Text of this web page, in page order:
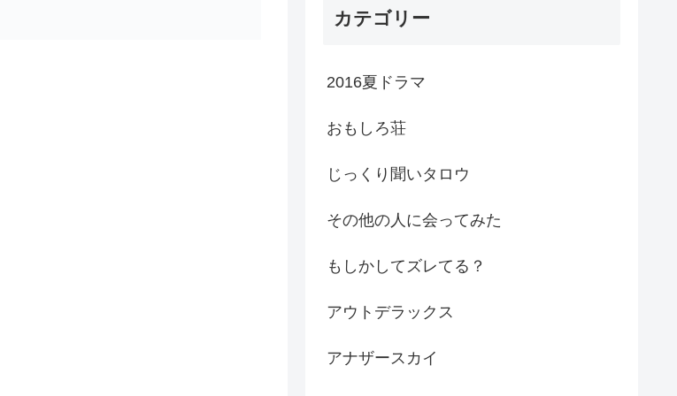
カテゴリー
2016夏ドラマ
おもしろ荘
じっくり聞いタロウ
その他の人に会ってみた
もしかしてズレてる？
アウトデラックス
アナザースカイ